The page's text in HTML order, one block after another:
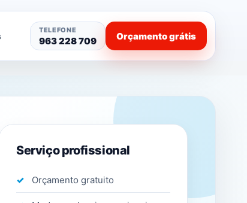
TELEFONE
963 228 709 Orçamento grátis
Serviço profissional
Orçamento gratuito